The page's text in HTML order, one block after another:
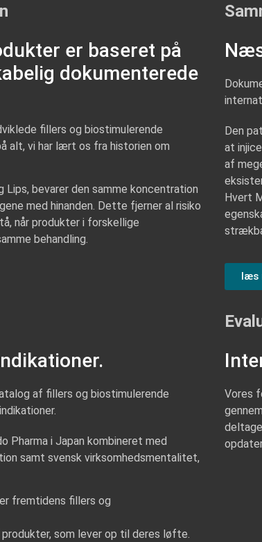
er baseret på
dokumenterede
fillers og biostimulerende
alt, vi har lært os fra historien om
Lips, bevarer den samme koncentration
med hinanden. Dette fjerner al risiko
når produkter i forskellige
behandling.
Den
at
af
Hvert
læs
af fillers og biostimulerende
Pharma i Japan kombineret med
samt svensk virksomhedsmentalitet,
fremtidens fillers og
som lever op til deres løfte.
Vores